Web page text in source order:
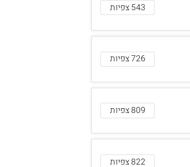
543 צפיות
726 צפיות
809 צפיות
822 צפיות